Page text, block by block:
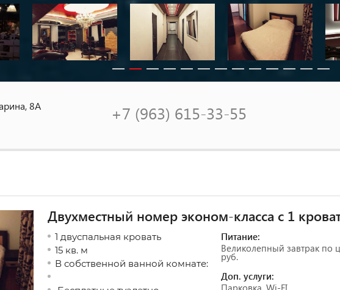
8А
+7 (963) 615-33-55
Двухместный номер эконом-класса с 1
1 двуспальная кровать
15 кв. м
В собственной ванной комнате:
Питание:
Великолепный завтрак по
руб.
Доп. услуги:
Парковка, Wi-FI